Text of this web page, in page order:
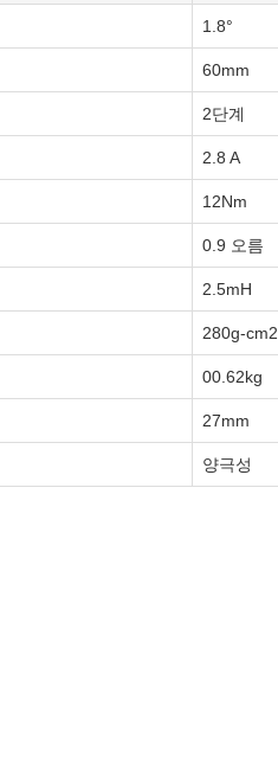
1.8°
60mm
2단계
2.8 A
12Nm
0.9 오름
2.5mH
280g-cm2
00.62kg
27mm
양극성